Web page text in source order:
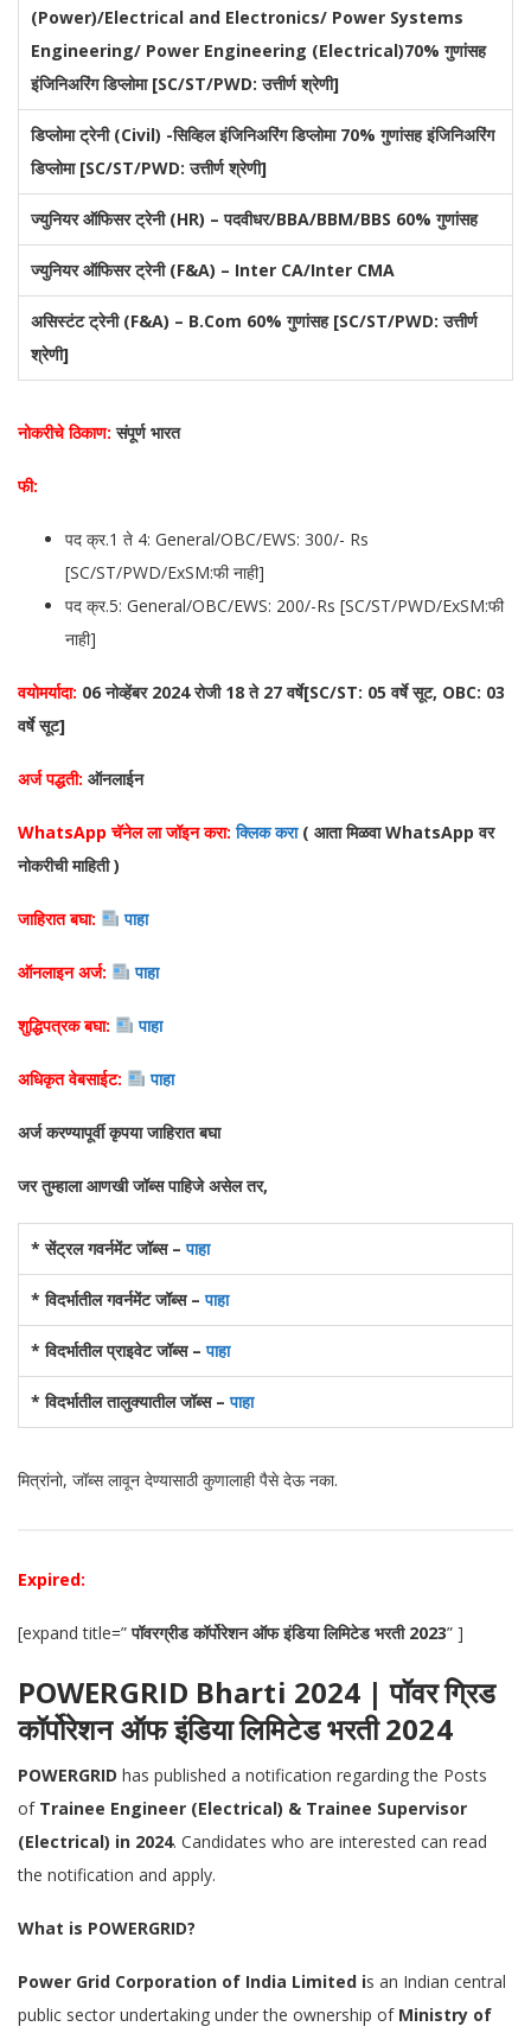
(Power)/Electrical and Electronics/ Power Systems
Engineering/ Power Engineering (Electrical)70% गुणांसह
इंजिनिअरिंग डिप्लोमा [SC/ST/PWD: उत्तीर्ण श्रेणी]
डिप्लोमा ट्रेनी (Civil) -सिव्हिल इंजिनिअरिंग डिप्लोमा 70% गुणांसह इंजिनिअरिंग
डिप्लोमा [SC/ST/PWD: उत्तीर्ण श्रेणी]
ज्युनियर ऑफिसर ट्रेनी (HR) – पदवीधर/BBA/BBM/BBS 60% गुणांसह
ज्युनियर ऑफिसर ट्रेनी (F&A) – Inter CA/Inter CMA
असिस्टंट ट्रेनी (F&A) – B.Com 60% गुणांसह [SC/ST/PWD: उत्तीर्ण
श्रेणी]
नोकरीचे ठिकाण: संपूर्ण भारत
फी:
पद क्र.1 ते 4: General/OBC/EWS: 300/- Rs
[SC/ST/PWD/ExSM:फी नाही]
पद क्र.5: General/OBC/EWS: 200/-Rs [SC/ST/PWD/ExSM:फी
नाही]
वयोमर्यादा: 06 नोव्हेंबर 2024 रोजी 18 ते 27 वर्षे[SC/ST: 05 वर्षे सूट, OBC: 03
वर्षे सूट]
अर्ज पद्धती: ऑनलाईन
WhatsApp चॅनेल ला जॉइन करा: क्लिक करा ( आता मिळवा WhatsApp वर
नोकरीची माहिती )
जाहिरात बघा: पाहा
ऑनलाइन अर्ज: पाहा
शुद्धिपत्रक बघा: पाहा
अधिकृत वेबसाईट: पाहा
अर्ज करण्यापूर्वी कृपया जाहिरात बघा
जर तुम्हाला आणखी जॉब्स पाहिजे असेल तर,
* सेंट्रल गवर्नमेंट जॉब्स –पाहा
* विदर्भातील गवर्नमेंट जॉब्स –पाहा
* विदर्भातील प्राइवेट जॉब्स –पाहा
* विदर्भातील तालुक्यातील जॉब्स –पाहा
मित्रांनो, जॉब्स लावून देण्यासाठी कुणालाही पैसे देऊ नका.
Expired:
[expand title=”पॉवरग्रीड कॉर्पोरेशन ऑफ इंडिया लिमिटेड भरती 2023” ]
POWERGRID Bharti 2024 | पॉवर ग्रिड
कॉर्पोरेशन ऑफ इंडिया लिमिटेड भरती 2024
POWERGRID has published a notification regarding the Posts
ofTrainee Engineer (Electrical) & Trainee Supervisor
(Electrical) in 2024. Candidates who are interested can read
the notification and apply.
What is POWERGRID?
Power Grid Corporation of India Limited is an Indian central
public sector undertaking under the ownership of Ministry of